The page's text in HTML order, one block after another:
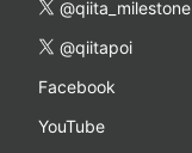
@qiita_milestone
@qiitapoi
Facebook
YouTube